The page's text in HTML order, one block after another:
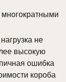
не
высокую
ошибка
короба